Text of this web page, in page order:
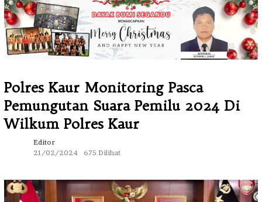
Polres Kaur Monitoring Pasca
Pemungutan Suara Pemilu 2024 Di
Wilkum Polres Kaur
Editor
21/02/2024
675 Dilihat